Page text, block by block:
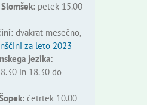
petek 15.00
dvakrat mesečno,
za leto 2023
jezika:
in 18.30 do
četrtek 10.00